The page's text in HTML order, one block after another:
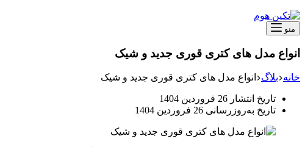
منو
انواع مدل های کتری قوری جدید و شیک
خانه بلاگ انواع مدل های کتری قوری جدید و شیک
تاریخ انتشار 26 فروردین 1404
تاریخ به‌روزرسانی 26 فروردین 1404